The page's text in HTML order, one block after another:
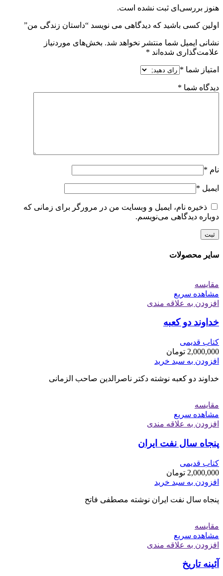
هنوز بررسی‌ای ثبت نشده است.
اولین کسی باشید که دیدگاهی می نویسد “داستان زندگی من”
نشانی ایمیل شما منتشر نخواهد شد. بخش‌های موردنیاز
علامت‌گذاری شده‌اند *
امتیاز شما *
دیدگاه شما *
نام *
ایمیل *
ذخیره نام، ایمیل و وبسایت من در مرورگر برای زمانی که
دوباره دیدگاهی می‌نویسم.
سایر محصولات
مقایسه
مشاهده سریع
افزودن به علاقه مندی
خداوند دو کعبه
کتاب قدیمی
2,000,000 تومان
افزودن به سبد خرید
خداوند دو کعبه نوشته دکتر ناصرالدین صاحب الزمانی
مقایسه
مشاهده سریع
افزودن به علاقه مندی
پنجاه سال نفت ایران
کتاب قدیمی
2,000,000 تومان
افزودن به سبد خرید
پنجاه سال نفت ایران نوشته مصطفی فاتح
مقایسه
مشاهده سریع
افزودن به علاقه مندی
آئینه تاریخ